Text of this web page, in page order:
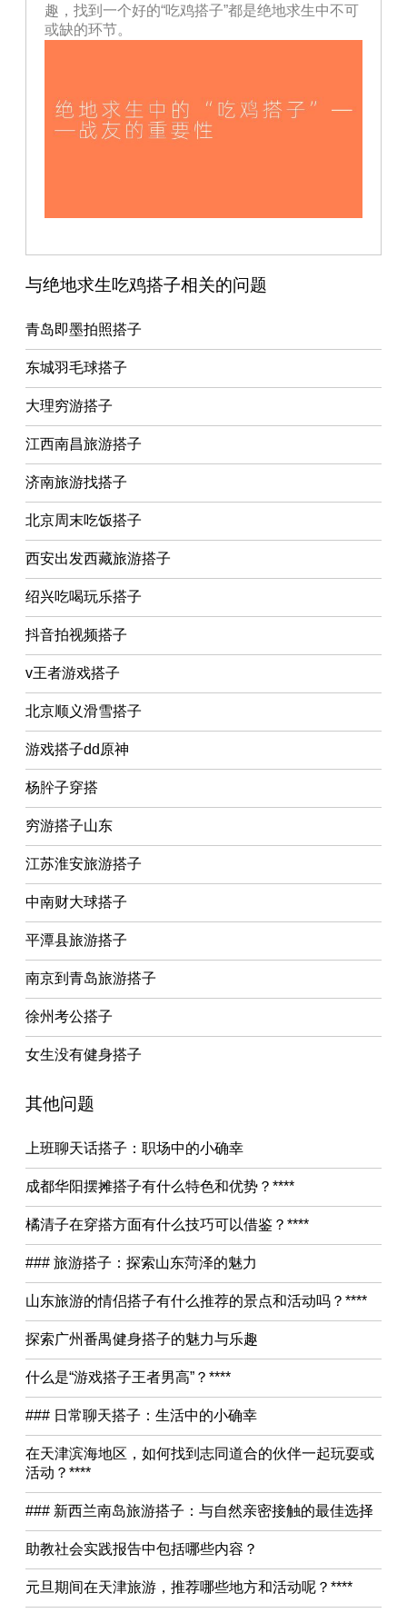
趣，找到一个好的“吃鸡搭子”都是绝地求生中不可
或缺的环节。
与绝地求生吃鸡搭子相关的问题
青岛即墨拍照搭子
东城羽毛球搭子
大理穷游搭子
江西南昌旅游搭子
济南旅游找搭子
北京周末吃饭搭子
西安出发西藏旅游搭子
绍兴吃喝玩乐搭子
抖音拍视频搭子
v王者游戏搭子
北京顺义滑雪搭子
游戏搭子dd原神
杨肸子穿搭
穷游搭子山东
江苏淮安旅游搭子
中南财大球搭子
平潭县旅游搭子
南京到青岛旅游搭子
徐州考公搭子
女生没有健身搭子
其他问题
上班聊天话搭子：职场中的小确幸
成都华阳摆摊搭子有什么特色和优势？****
橘清子在穿搭方面有什么技巧可以借鉴？****
### 旅游搭子：探索山东菏泽的魅力
山东旅游的情侣搭子有什么推荐的景点和活动吗？****
探索广州番禺健身搭子的魅力与乐趣
什么是“游戏搭子王者男高”？****
### 日常聊天搭子：生活中的小确幸
在天津滨海地区，如何找到志同道合的伙伴一起玩耍或
活动？****
### 新西兰南岛旅游搭子：与自然亲密接触的最佳选择
助教社会实践报告中包括哪些内容？
元旦期间在天津旅游，推荐哪些地方和活动呢？****